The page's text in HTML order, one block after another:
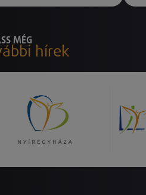
MÉG
hírek